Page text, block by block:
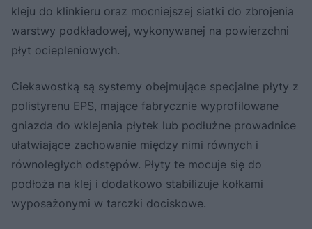
kleju do klinkieru oraz mocniejszej siatki do zbrojenia
warstwy podkładowej, wykonywanej na powierzchni
płyt ociepleniowych.
Ciekawostką są systemy obejmujące specjalne płyty z
polistyrenu EPS, mające fabrycznie wyprofilowane
gniazda do wklejenia płytek lub podłużne prowadnice
ułatwiające zachowanie między nimi równych i
równoległych odstępów. Płyty te mocuje się do
podłoża na klej i dodatkowo stabilizuje kołkami
wyposażonymi w tarczki dociskowe.